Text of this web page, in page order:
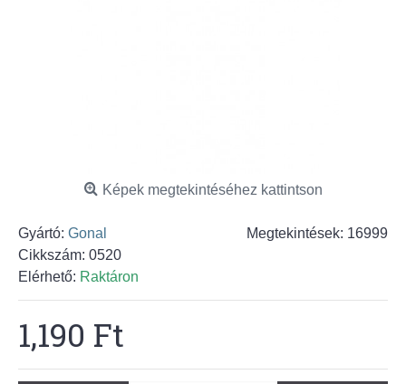
Képek megtekintéséhez kattintson
Megtekintések: 16999
Gyártó: Gonal
Cikkszám: 0520
Elérhető: Raktáron
1,190 Ft